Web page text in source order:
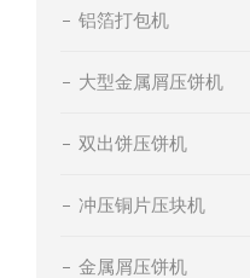
铝箔打包机
大型金属屑压饼机
双出饼压饼机
冲压铜片压块机
金属屑压饼机